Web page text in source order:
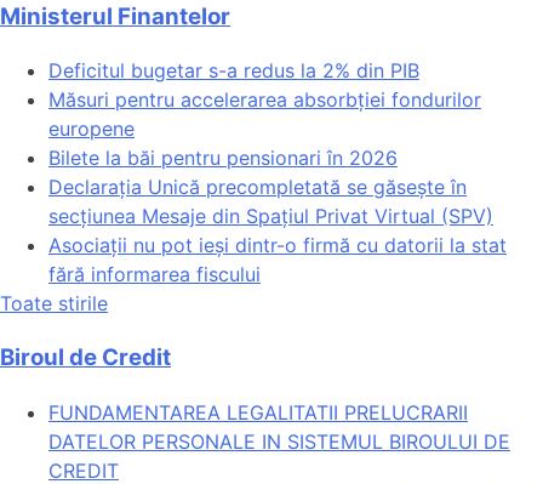
Ministerul Finantelor
Deficitul bugetar s-a redus la 2% din PIB
Măsuri pentru accelerarea absorbției fondurilor
europene
Bilete la băi pentru pensionari în 2026
Declarația Unică precompletată se găsește în
secțiunea Mesaje din Spațiul Privat Virtual (SPV)
Asociații nu pot ieși dintr-o firmă cu datorii la stat
fără informarea fiscului
Toate stirile
Biroul de Credit
FUNDAMENTAREA LEGALITATII PRELUCRARII
DATELOR PERSONALE IN SISTEMUL BIROULUI DE
CREDIT